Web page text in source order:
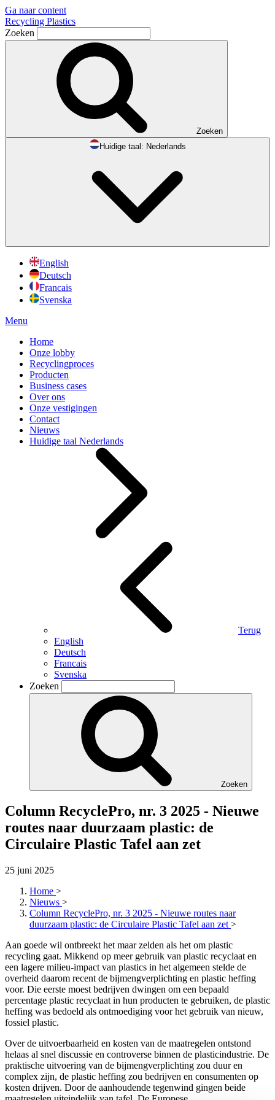
Ga naar content
Recycling Plastics
Zoeken
Zoeken
Huidige taal:
English
Deutsch
Francais
Svenska
Menu
Home
Onze lobby
Recyclingproces
Producten
Business cases
Over ons
Onze vestigingen
Contact
Nieuws
Huidige taal Nederlands
Terug
English
Deutsch
Francais
Svenska
Zoeken
Zoeken
Column RecyclePro, nr. 3 2025 - Nieuwe
routes naar duurzaam plastic: de
Circulaire Plastic Tafel aan zet
25 juni 2025
Home >
Nieuws >
Column RecyclePro, nr. 3 2025 - Nieuwe routes naar
duurzaam plastic: de Circulaire Plastic Tafel aan zet >
Aan goede wil ontbreekt het maar zelden als het om plastic
recycling gaat. Mikkend op meer gebruik van plastic recyclaat en
een lagere milieu-impact van plastics in het algemeen stelde de
overheid daarom recent de bijmengverplichting en plastic heffing
voor. Die eerste moest bedrijven dwingen om een bepaald
percentage plastic recyclaat in hun producten te gebruiken, de plastic
heffing was bedoeld als ontmoediging voor het gebruik van nieuw,
fossiel plastic.
Over de uitvoerbaarheid en kosten van de maatregelen ontstond
helaas al snel discussie en controverse binnen de plasticindustrie. De
praktische uitvoering van de bijmengverplichting zou duur en
complex zijn, de plastic heffing zou bedrijven en consumenten op
kosten drijven. Door de aanhoudende tegenwind gingen beide